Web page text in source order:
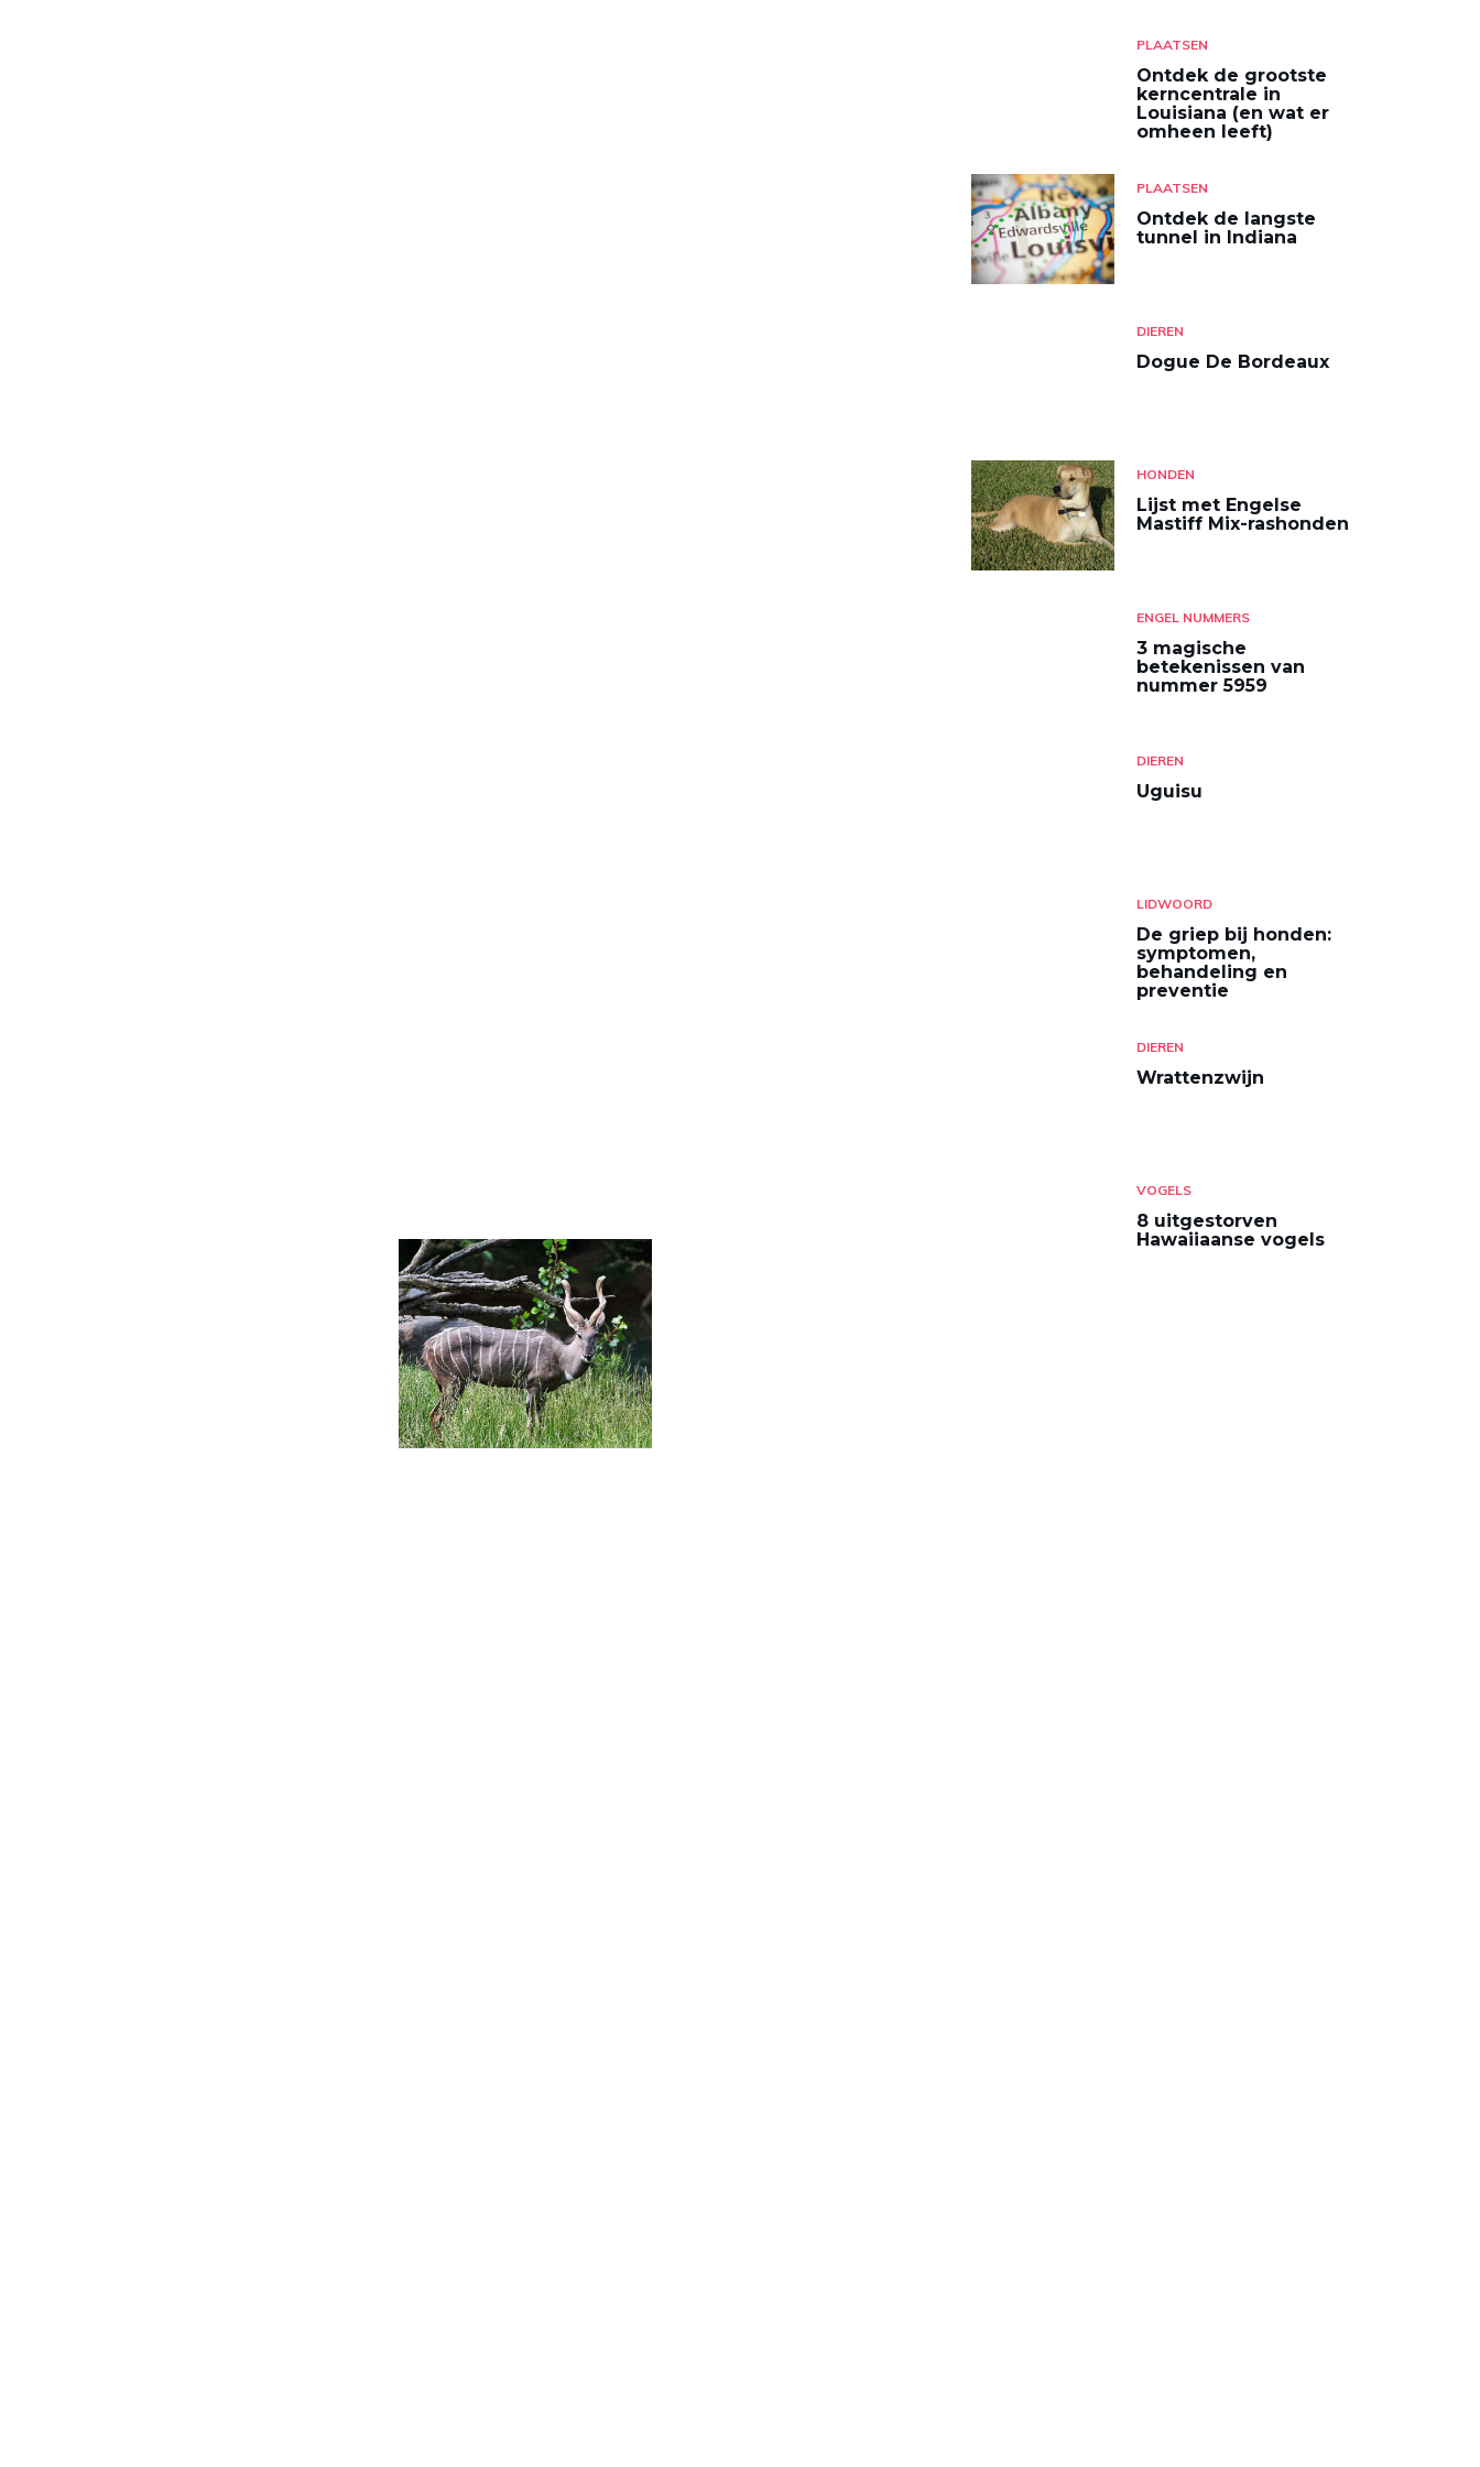
PLAATSEN
Ontdek de grootste
kerncentrale in
Louisiana (en wat er
omheen leeft)
PLAATSEN
Ontdek de langste
tunnel in Indiana
DIEREN
Dogue De Bordeaux
HONDEN
Lijst met Engelse
Mastiff Mix-rashonden
ENGEL NUMMERS
3 magische
betekenissen van
nummer 5959
DIEREN
Uguisu
LIDWOORD
De griep bij honden:
symptomen,
behandeling en
preventie
DIEREN
Wrattenzwijn
VOGELS
8 uitgestorven
Hawaiiaanse vogels